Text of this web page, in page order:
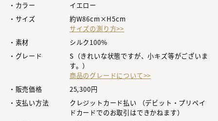
・カラー
イエロー
・サイズ
約W86cm×H5cm
サイズの測り方>>
・素材
シルク100%
・グレード
S（きれいな状態ですが、小キズ等がございま
す。）
商品のグレードについて>>
・販売価格
25,300円
・支払い方法
クレジットカード払い （デビット・プリペイ
ドカードでのお取引はできかねます）